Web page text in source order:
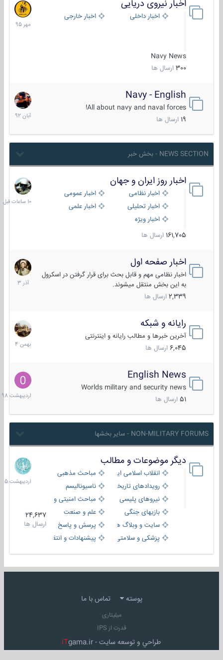
اخبار نیروی دریایی
اخبار داخلی اخبار خارجی
Navy News
300 ارسال ها
27
مهر
1395
Navy - English
All about navy and naval forces!
ارسال ها
22
آبان
1392
NEWS SECTION - بخش خبر
اخبار روز ایران و جهان
اخبار نظامی
اخبار عمومی
اخبار تحلیلی
اخبار علمی
اخبار ویژه
161,705 ارسال ها
10
ساعات
قبل
اخبار صفحه اول
اخبار نظامی مهم و قابل بحث برای قرار گرفتن در اسکرول
به این بخش منتقل میشوند.
2,339 ارسال ها
7
آذر
1403
رایانه و شبکه
آخرین خبرها و مطالب رایانه و اینترنتی
6,045 ارسال ها
30
بهمن
1404
English News
Worlds military and security news
51 ارسال ها
10
1398
NON-MILITARY FORUMS - سایر بخشها
دیگر موضوعات و مطالب
انقلاب اسلامی ایران
مباحث مذهبی
رویدادهای تاریخی و مذهبیناسیونالیسم
نیروهای پلیسی
مباحث امنیتی و اطلاعاتی
بازیهای جنگی
علم و صنعت
سایت و وبلاگ ها
پرسش و پاسخ
پزشکی و سلامتی
پیشنهادات و انتقادات
24,637
ارسال ها
8
1405
پوسته تماس با ما
میلیتاری
قدرت از IPS
طراحي و توسعه سايت - iTgama.ir